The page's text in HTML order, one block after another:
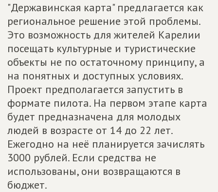
"Державинская карта" предлагается как
региональное решение этой проблемы.
Это возможность для жителей Карелии
посещать культурные и туристические
объекты не по остаточному принципу, а
на понятных и доступных условиях.
Проект предполагается запустить в
формате пилота. На первом этапе карта
будет предназначена для молодых
людей в возрасте от 14 до 22 лет.
Ежегодно на неё планируется зачислять
3000 рублей. Если средства не
использованы, они возвращаются в
бюджет.